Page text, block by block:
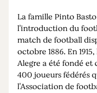
La famille Pinto
l'introduction du
match de football
octobre 1886. En
Alegre a été fondé
400 joueurs fédérés
l'Association de